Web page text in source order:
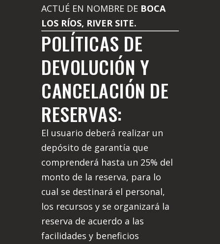
ACTUÉ EN NOMBRE DE BOCA
LOS RÍOS, RIVER SITE.
POLÍTICAS DE
DEVOLUCIÓN Y
CANCELACIÓN DE
RESERVAS:
El usuario deberá realizar un
depósito de garantía que
comprenderá hasta un 25% del
monto de la reserva, para lo
cual se destinará el personal,
los recursos y se organizará la
reserva de acuerdo a las
facilidades y beneficios